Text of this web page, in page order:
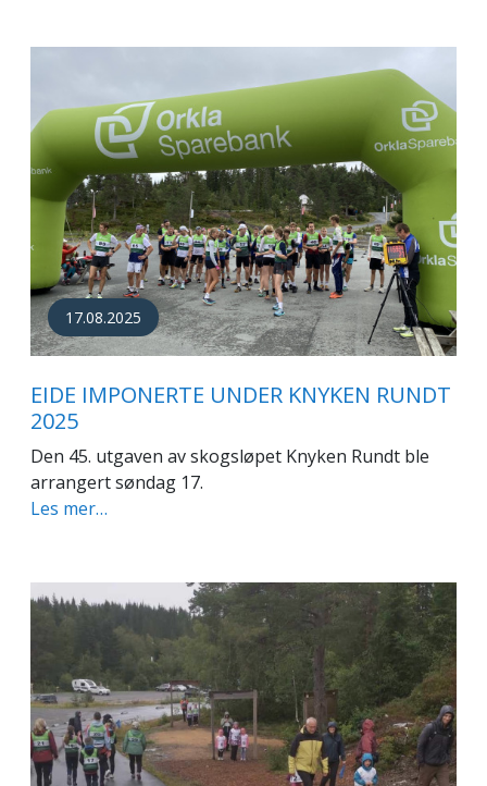
17.08.2025
EIDE IMPONERTE UNDER KNYKEN RUNDT
2025
Den 45. utgaven av skogsløpet Knyken Rundt ble
arrangert søndag 17.
Les mer…